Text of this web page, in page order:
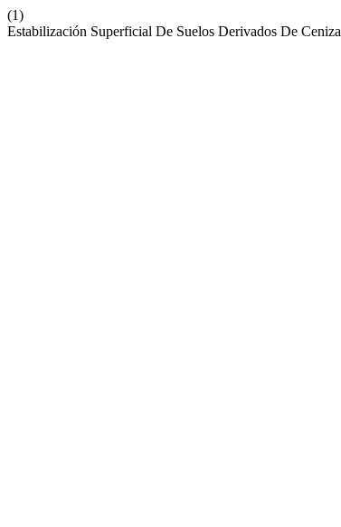
(1)
Estabilización Superficial De Suelos Derivados De